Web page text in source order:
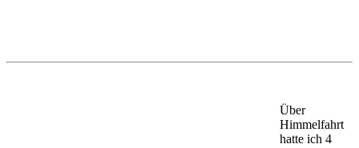
Über
Himmelfahrt
hatte ich 4